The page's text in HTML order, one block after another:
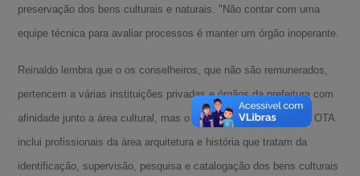
preservação dos bens culturais e naturais. "Não contar com uma
equipe técnica para avaliar processos é manter um órgão inoperante.
Reinaldo lembra que o os conselheiros, que não são remunerados,
pertencem a várias instituições privadas e órgãos da prefeitura com
afinidade junto a área cultural, mas o Órgão Técnico de Apoio - OTA
inclui profissionais da área arquitetura e história que tratam da
identificação, supervisão, pesquisa e catalogação dos bens culturais